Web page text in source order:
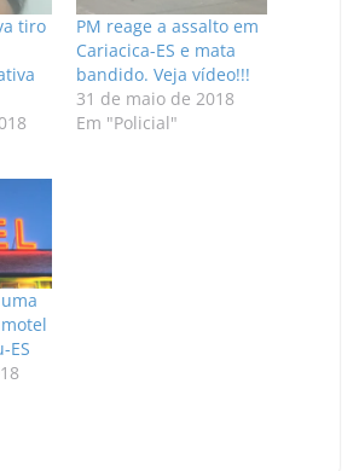
tiro
PM reage a assalto em
Cariacica-ES e mata
bandido. Veja vídeo!!!
31 de maio de 2018
Em "Policial"
ES